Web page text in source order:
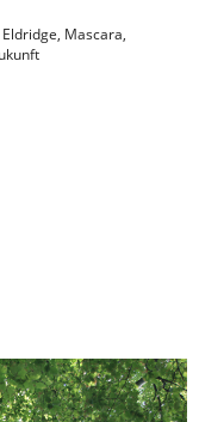
Eldridge, Mascara,